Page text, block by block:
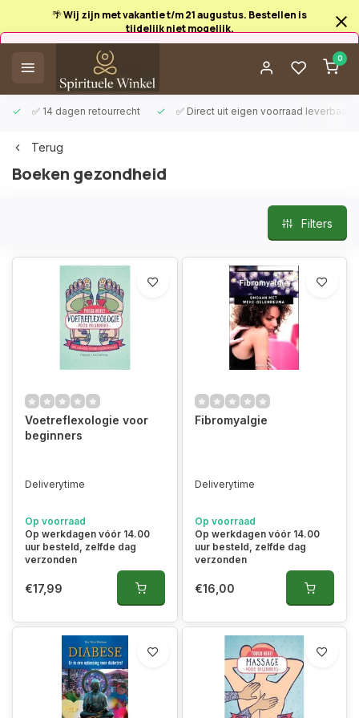
🌴 Wij zijn met vakantie t/m 21 augustus. Bestellen is
tijdelijk niet mogelijk.
0
✅ 14 dagen retourrecht ✅ Direct uit eigen voorraad leverbaar
Afrekenen is uitgeschakeld.
Terug
Boeken gezondheid
Filters
Voetreflexologie voor
beginners
Deliverytime
Op voorraad
Op werkdagen vóór 14.00
uur besteld, zelfde dag
verzonden
€17,99
Fibromyalgie
Deliverytime
Op voorraad
Op werkdagen vóór 14.00
uur besteld, zelfde dag
verzonden
€16,00